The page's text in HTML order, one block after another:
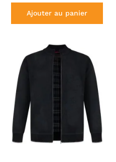
Ajouter au panier